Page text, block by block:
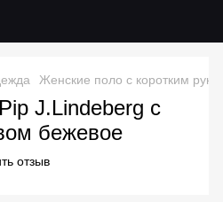
Женские поло с коротким
J.Lindeberg с
бежевое
отзыв